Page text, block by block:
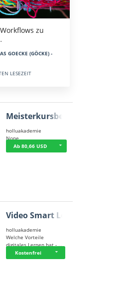
zu
GOECKE (GÖCKE) -
LESEZEIT
Meisterkursbegl…
holluakademie
None
Ab 80,66 USD
Video Smart Lea…
holluakademie
Welche Vorteile
digitales Lernen hat - …
Kostenfrei